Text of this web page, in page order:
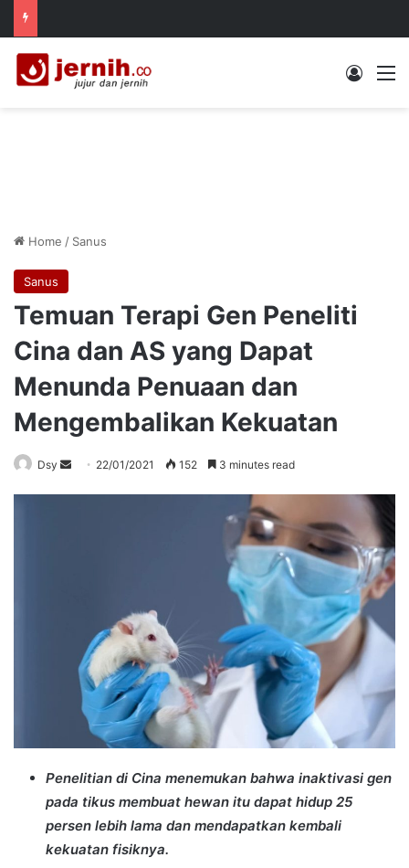
Log In
Home / Sanus
Sanus
Temuan Terapi Gen Peneliti
Cina dan AS yang Dapat
Menunda Penuaan dan
Mengembalikan Kekuatan
Dsy
Send 22/01/2021 152 3 minutes read
Penelitian di Cina menemukan bahwa inaktivasi gen
pada tikus membuat hewan itu dapat hidup 25
persen lebih lama dan mendapatkan kembali
kekuatan fisiknya.